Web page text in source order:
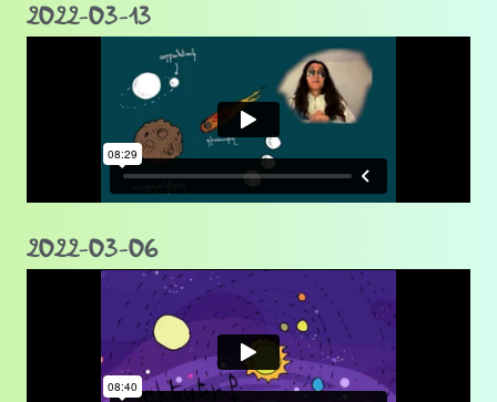
2022-03-13
2022-03-06